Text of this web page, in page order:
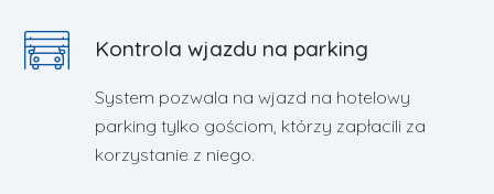
Kontrola wjazdu na parking
System pozwala na wjazd na hotelowy
parking tylko gościom, którzy zapłacili za
korzystanie z niego.